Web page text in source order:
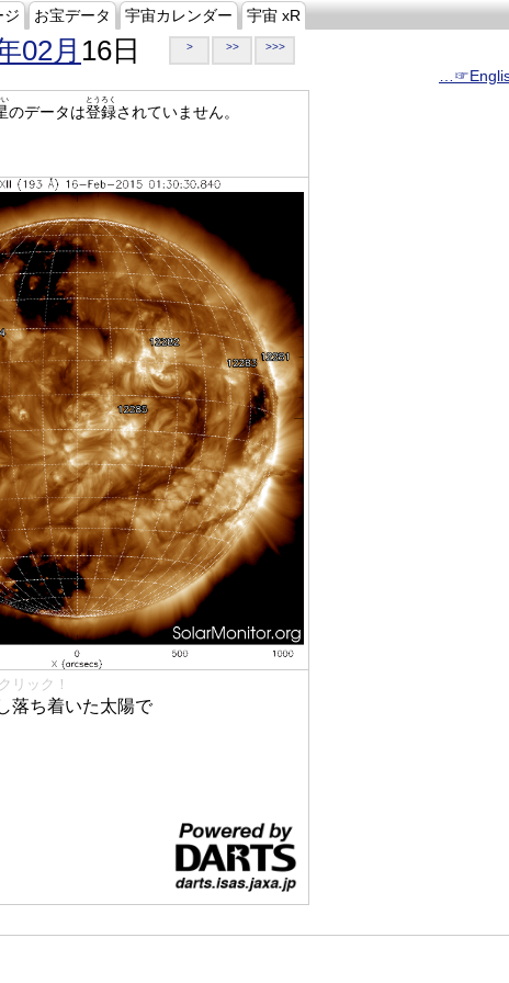
ジ お宝データ 宇宙カレンダー 宇宙 xR
02月 16日 > >> >>>
い
のデータは登録
とうろく
されていません。
リック！
落ち着いた太陽で